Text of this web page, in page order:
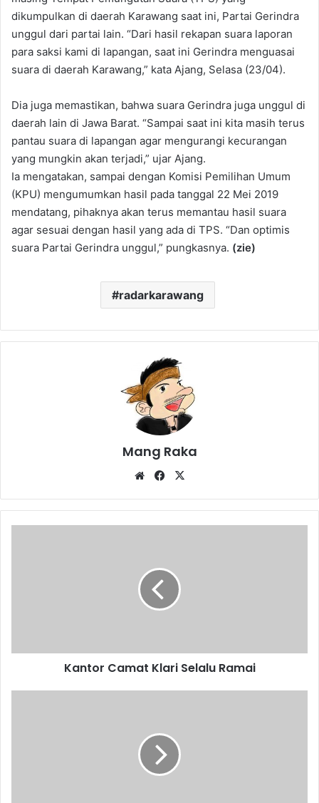
dikumpulkan di daerah Karawang saat ini, Partai Gerindra
unggul dari partai lain. “Dari hasil rekapan suara laporan
para saksi kami di lapangan, saat ini Gerindra menguasai
suara di daerah Karawang,” kata Ajang, Selasa (23/04).
Dia juga memastikan, bahwa suara Gerindra juga unggul di
daerah lain di Jawa Barat. “Sampai saat ini kita masih terus
pantau suara di lapangan agar mengurangi kecurangan
yang mungkin akan terjadi,” ujar Ajang.
Ia mengatakan, sampai dengan Komisi Pemilihan Umum
(KPU) mengumumkan hasil pada tanggal 22 Mei 2019
mendatang, pihaknya akan terus memantau hasil suara
agar sesuai dengan hasil yang ada di TPS. “Dan optimis
suara Partai Gerindra unggul,” pungkasnya. (zie)
radarkarawang
Mang Raka
WebsiteFacebook
Kantor Camat Klari Selalu Ramai